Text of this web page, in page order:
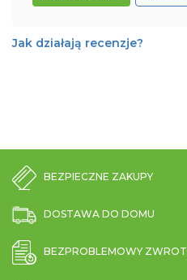
Jak działają recenzje?
BEZPIECZNE ZAKUPY
DOSTAWA DO DOMU
BEZPROBLEMOWY ZWROT